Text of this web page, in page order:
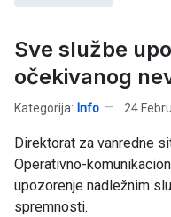
Sve službe
očekivanog
Kategorija: Info 24
Direktorat za vanredne
Operativno-
upozorenje nadležnim
spremnosti.